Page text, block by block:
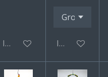
In winkelwagen
In